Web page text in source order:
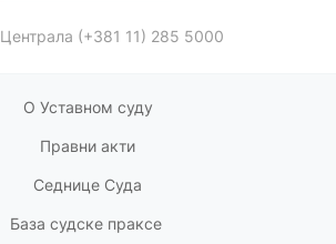
Централа (+381 11) 285 5000
О Уставном суду
Правни акти
Седнице Суда
База судске праксе